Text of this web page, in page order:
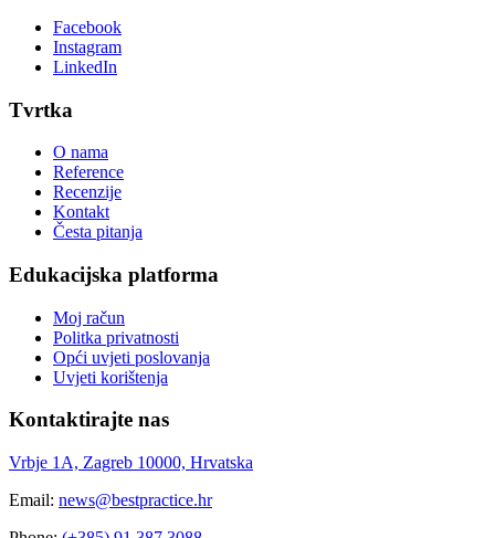
Facebook
Instagram
LinkedIn
Tvrtka
O nama
Reference
Recenzije
Kontakt
Česta pitanja
Edukacijska platforma
Moj račun
Politka privatnosti
Opći uvjeti poslovanja
Uvjeti korištenja
Kontaktirajte nas
Vrbje 1A, Zagreb 10000, Hrvatska
Email: news@bestpractice.hr